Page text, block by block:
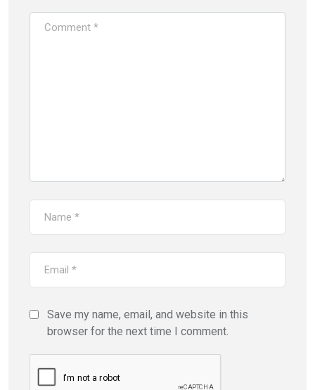
Save my name, email, and website in this
browser for the next time I comment.